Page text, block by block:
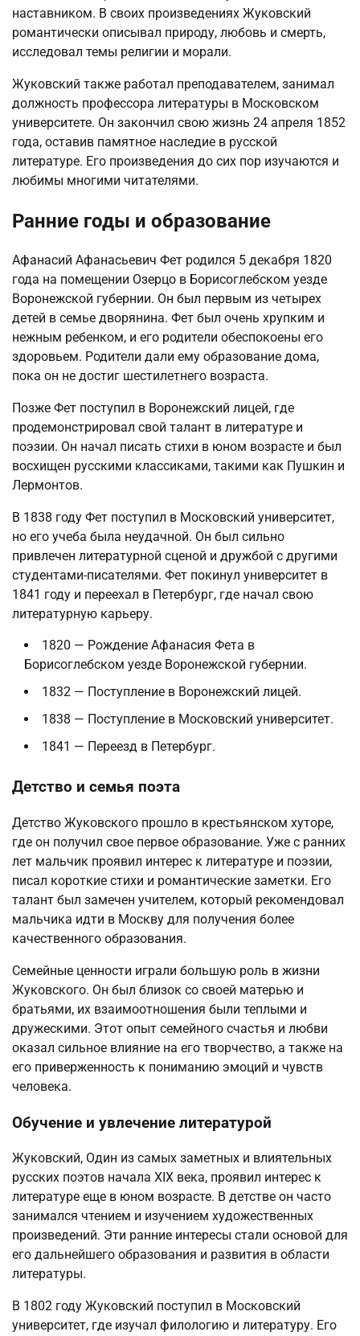
наставником. В своих произведениях Жуковский
романтически описывал природу, любовь и смерть,
исследовал темы религии и морали.
Жуковский также работал преподавателем, занимал
должность профессора литературы в Московском
университете. Он закончил свою жизнь 24 апреля 1852
года, оставив памятное наследие в русской
литературе. Его произведения до сих пор изучаются и
любимы многими читателями.
Ранние годы и образование
Афанасий Афанасьевич Фет родился 5 декабря 1820
года на помещении Озерцо в Борисоглебском уезде
Воронежской губернии. Он был первым из четырех
детей в семье дворянина. Фет был очень хрупким и
нежным ребенком, и его родители обеспокоены его
здоровьем. Родители дали ему образование дома,
пока он не достиг шестилетнего возраста.
Позже Фет поступил в Воронежский лицей, где
продемонстрировал свой талант в литературе и
поэзии. Он начал писать стихи в юном возрасте и был
восхищен русскими классиками, такими как Пушкин и
Лермонтов.
В 1838 году Фет поступил в Московский университет,
но его учеба была неудачной. Он был сильно
привлечен литературной сценой и дружбой с другими
студентами-писателями. Фет покинул университет в
1841 году и переехал в Петербург, где начал свою
литературную карьеру.
1820 — Рождение Афанасия Фета в
Борисоглебском уезде Воронежской губернии.
1832 — Поступление в Воронежский лицей.
1838 — Поступление в Московский университет.
1841 — Переезд в Петербург.
Детство и семья поэта
Детство Жуковского прошло в крестьянском хуторе,
где он получил свое первое образование. Уже с ранних
лет мальчик проявил интерес к литературе и поэзии,
писал короткие стихи и романтические заметки. Его
талант был замечен учителем, который рекомендовал
мальчика идти в Москву для получения более
качественного образования.
Семейные ценности играли большую роль в жизни
Жуковского. Он был близок со своей матерью и
братьями, их взаимоотношения были теплыми и
дружескими. Этот опыт семейного счастья и любви
оказал сильное влияние на его творчество, а также на
его приверженность к пониманию эмоций и чувств
человека.
Обучение и увлечение литературой
Жуковский, Один из самых заметных и влиятельных
русских поэтов начала XIX века, проявил интерес к
литературе еще в юном возрасте. В детстве он часто
занимался чтением и изучением художественных
произведений. Эти ранние интересы стали основой для
его дальнейшего образования и развития в области
литературы.
В 1802 году Жуковский поступил в Московский
университет, где изучал филологию и литературу. Его